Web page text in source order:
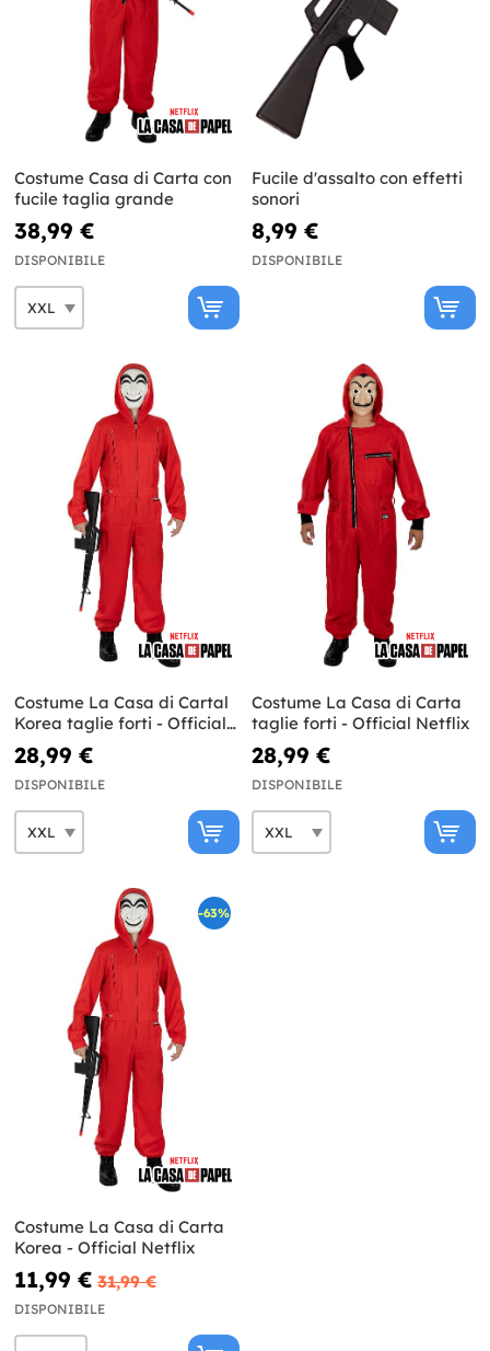
Costume Casa di Carta con
fucile taglia grande
38,99 €
DISPONIBILE
Fucile d'assalto con effetti
sonori
8,99 €
DISPONIBILE
Costume La Casa di Cartal
Korea taglie forti - Official
Netflix
28,99 €
DISPONIBILE
Costume La Casa di Carta
taglie forti - Official Netflix
28,99 €
DISPONIBILE
-63%
Costume La Casa di Carta
Korea - Official Netflix
11,99 € 31,99 €
DISPONIBILE